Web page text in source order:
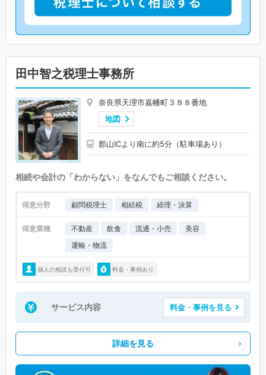
田中智之税理士事務所
奈良県天理市嘉幡町３８８番地
地図
郡山ICより南に約5分（駐車場あり）
相続や会計の「わからない」をなんでもご相談ください。
得意分野 顧問税理士 相続税 経理・決算
得意業種 不動産 飲食 流通・小売
美容
運輸・物流
個人の相談も受付可 料金・事例あり
サービス内容 料金・事例を見る
詳細を見る